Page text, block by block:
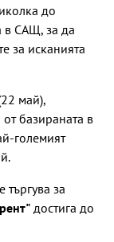
до
в САЩ, за да
за исканията
май),
базираната в
големият
търгува за
достига до